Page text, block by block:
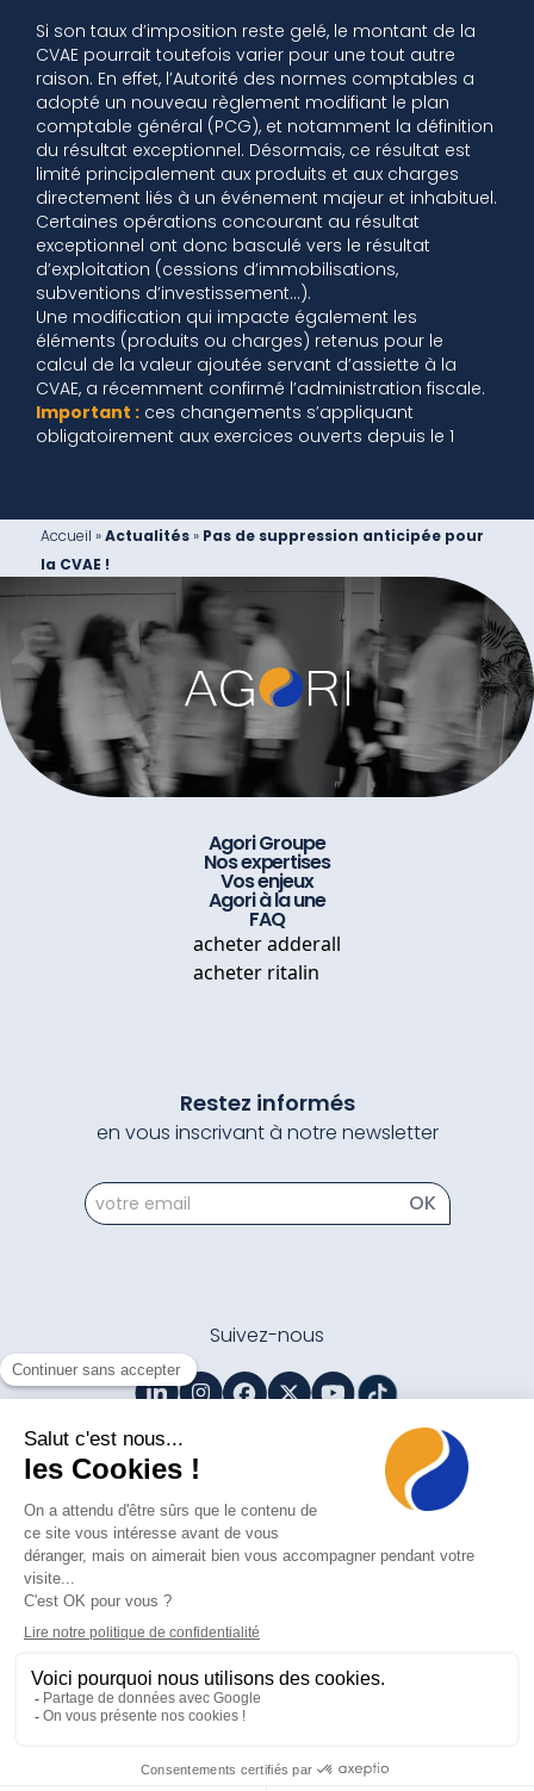
Si son taux d’imposition reste gelé, le montant de la
CVAE pourrait toutefois varier pour une tout autre
raison. En effet, l’Autorité des normes comptables a
adopté un nouveau règlement modifiant le plan
comptable général (PCG), et notamment la définition
du résultat exceptionnel. Désormais, ce résultat est
limité principalement aux produits et aux charges
directement liés à un événement majeur et inhabituel.
Certaines opérations concourant au résultat
exceptionnel ont donc basculé vers le résultat
d’exploitation (cessions d’immobilisations,
subventions d’investissement…).
Une modification qui impacte également les
éléments (produits ou charges) retenus pour le
calcul de la valeur ajoutée servant d’assiette à la
CVAE, a récemment confirmé l’administration fiscale.
Important : ces changements s’appliquant
obligatoirement aux exercices ouverts depuis le 1
Accueil »Actualités» Pas de suppression anticipée pour
la CVAE !
Agori Groupe
Nos expertises
Vos enjeux
Agori à la une
FAQ
acheter adderall
acheter ritalin
Restez informés
en vous inscrivant à notre newsletter
newsletter OK
Suivez-nous
Mentions légalesPolitique de protection des données personnelles
Contactez-nous
© 2026 Agori. Tous droits réservés